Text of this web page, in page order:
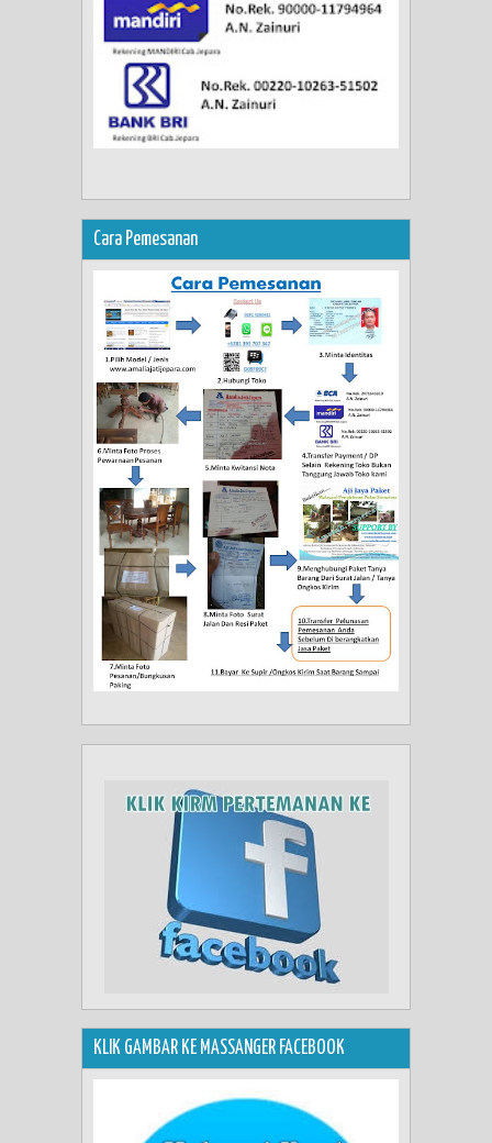
Cara Pemesanan
KLIK GAMBAR KE MASSANGER FACEBOOK